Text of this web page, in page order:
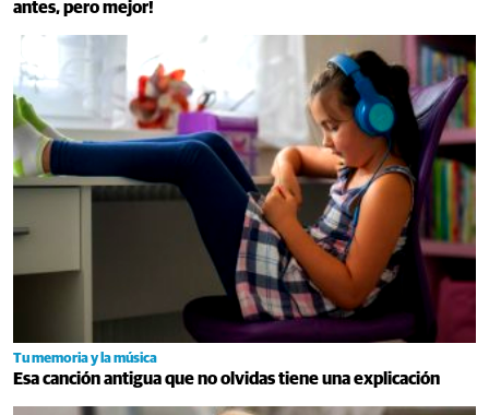
antes, pero mejor!
Tu memoria y la música
Esa canción antigua que no olvidas tiene una explicación